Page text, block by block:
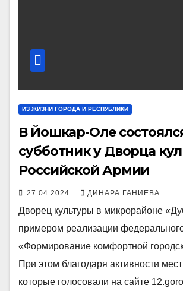
ИЗ ЖИЗНИ ГОРОДА И РЕСПУБЛИКИ
В Йошкар-Оле
субботник у Дворца
Российской Армии
27.04.2024 ДИНАРА ГАНИЕВА
Дворец культуры в микрорайоне
примером реализации
«Формирование комфортной
При этом благодаря активности
которые голосовали на сайте